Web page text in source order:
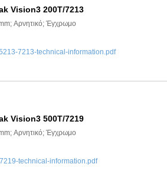
Vision3 200T/7213
Αρνητικό; Έγχρωμο
7213-technical-information.pdf
Vision3 500T/7219
Αρνητικό; Έγχρωμο
technical-information.pdf